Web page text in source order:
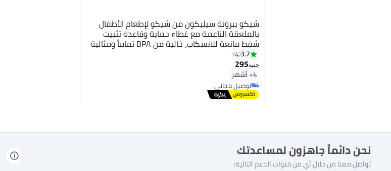
شيكو ببرونة سيليكون من شيكو لإطعام الأطفال
بالملعقة الناعمة مع غطاء حماية وقاعدة تثبيت
شفط مانعة للانسكاب، خالية من BPA تماماً ومثالية
للأطعمة اللينة والحبوب.
3.7
4
جنيه295
4+ أشهر
توصيل مجاني
توصيل مجاني
نحن دائماً جاهزون لمساعدتك
تواصل معنا من خلال أي من قنوات الدعم التالية: